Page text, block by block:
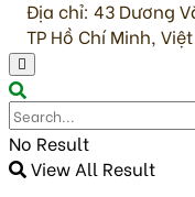
Địa chỉ: 43 Dương
TP Hồ Chí Minh,
No Result
View All Result